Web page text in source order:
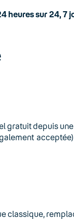
sur 24, 7
gratuit depuis
classique,